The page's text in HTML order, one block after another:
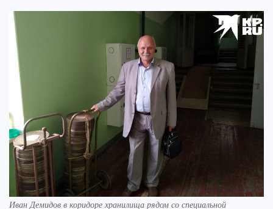
Иван Демидов в коридоре хранилища рядом со специальной